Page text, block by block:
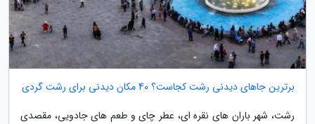
برترین جاهای دیدنی رشت کجاست؟ 40 مکان دیدنی برای رشت گردی
رشت، شهر باران های نقره ای، عطر چای و طعم های جادویی، مقصدی